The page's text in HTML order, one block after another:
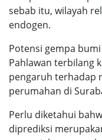
sebab itu, wilayah
endogen.
Potensi gempa
Pahlawan terbilang
pengaruh terhadap
perumahan di
Perlu diketahui
diprediksi